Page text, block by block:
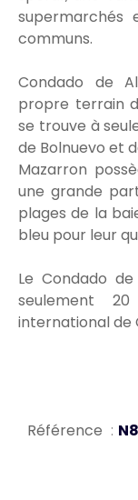
communs.
Condado de
propre terrain
se trouve à
de Bolnuevo et
Mazarron
une grande
plages de la
bleu pour leur
Le Condado
seulement
international de
Référence